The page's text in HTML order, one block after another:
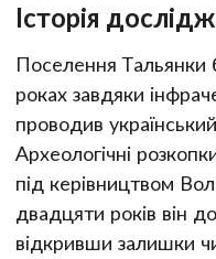
Історія
Поселення Тальянки
роках завдяки
проводив
Археологічні
під керівництвом
двадцяти років він
відкривши залишки